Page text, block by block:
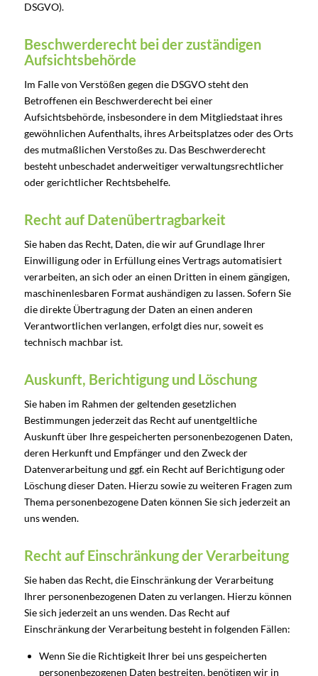
DSGVO).
Beschwerde­recht bei der zuständigen
Aufsichts­behörde
Im Falle von Verstößen gegen die DSGVO steht den
Betroffenen ein Beschwerderecht bei einer
Aufsichtsbehörde, insbesondere in dem Mitgliedstaat ihres
gewöhnlichen Aufenthalts, ihres Arbeitsplatzes oder des Orts
des mutmaßlichen Verstoßes zu. Das Beschwerderecht
besteht unbeschadet anderweitiger verwaltungsrechtlicher
oder gerichtlicher Rechtsbehelfe.
Recht auf Daten­übertrag­barkeit
Sie haben das Recht, Daten, die wir auf Grundlage Ihrer
Einwilligung oder in Erfüllung eines Vertrags automatisiert
verarbeiten, an sich oder an einen Dritten in einem gängigen,
maschinenlesbaren Format aushändigen zu lassen. Sofern Sie
die direkte Übertragung der Daten an einen anderen
Verantwortlichen verlangen, erfolgt dies nur, soweit es
technisch machbar ist.
Auskunft, Berichtigung und Löschung
Sie haben im Rahmen der geltenden gesetzlichen
Bestimmungen jederzeit das Recht auf unentgeltliche
Auskunft über Ihre gespeicherten personenbezogenen Daten,
deren Herkunft und Empfänger und den Zweck der
Datenverarbeitung und ggf. ein Recht auf Berichtigung oder
Löschung dieser Daten. Hierzu sowie zu weiteren Fragen zum
Thema personenbezogene Daten können Sie sich jederzeit an
uns wenden.
Recht auf Einschränkung der Verarbeitung
Sie haben das Recht, die Einschränkung der Verarbeitung
Ihrer personenbezogenen Daten zu verlangen. Hierzu können
Sie sich jederzeit an uns wenden. Das Recht auf
Einschränkung der Verarbeitung besteht in folgenden Fällen:
Wenn Sie die Richtigkeit Ihrer bei uns gespeicherten
personenbezogenen Daten bestreiten, benötigen wir in